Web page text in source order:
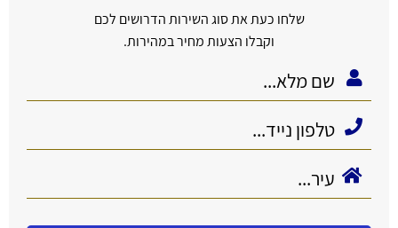
שלחו כעת את סוג השירות הדרושים לכם
וקבלו הצעות מחיר במהירות.